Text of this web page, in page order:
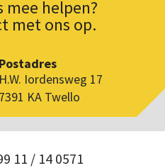
mee helpen?
met ons op.
Postadres
H.W. Iordensweg 17
7391 KA Twello
11 / 14 0571